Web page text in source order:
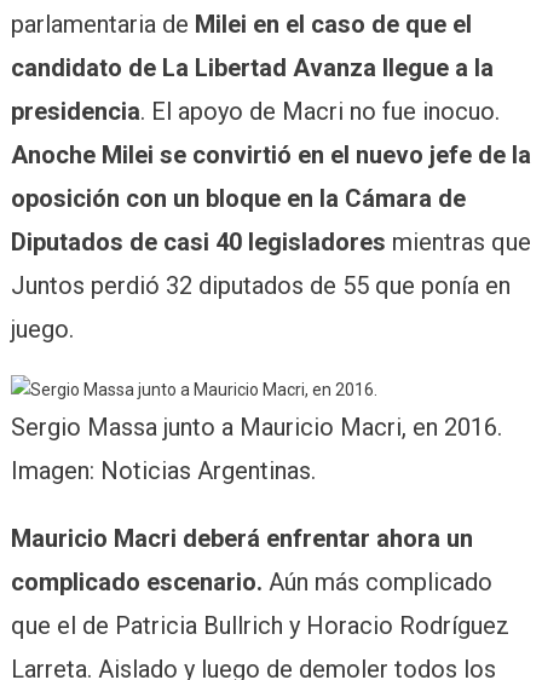
parlamentaria de Milei en el caso de que el
candidato de La Libertad Avanza llegue a la
presidencia. El apoyo de Macri no fue inocuo.
Anoche Milei se convirtió en el nuevo jefe de la
oposición con un bloque en la Cámara de
Diputados de casi 40 legisladores mientras que
Juntos perdió 32 diputados de 55 que ponía en
juego.
Sergio Massa junto a Mauricio Macri, en 2016.
Imagen: Noticias Argentinas.
Mauricio Macri deberá enfrentar ahora un
complicado escenario. Aún más complicado
que el de Patricia Bullrich y Horacio Rodríguez
Larreta. Aislado y luego de demoler todos los